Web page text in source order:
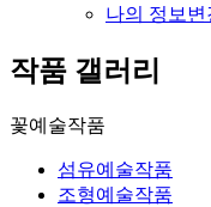
나의 정보변
작품 갤러리
꽃예술작품
섬유예술작품
조형예술작품